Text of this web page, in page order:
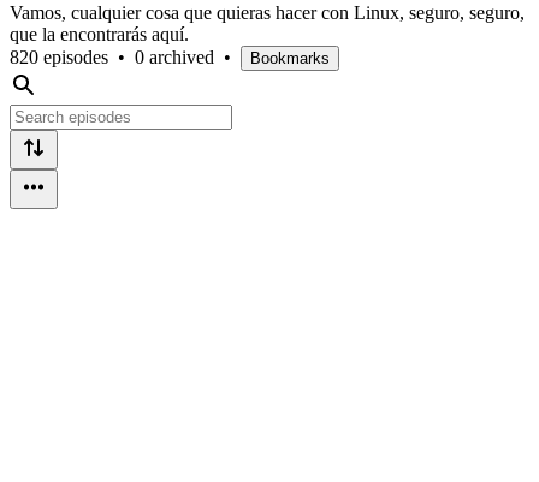
Vamos, cualquier cosa que quieras hacer con Linux, seguro, seguro,
que la encontrarás aquí.
820 episodes • 0 archived • Bookmarks